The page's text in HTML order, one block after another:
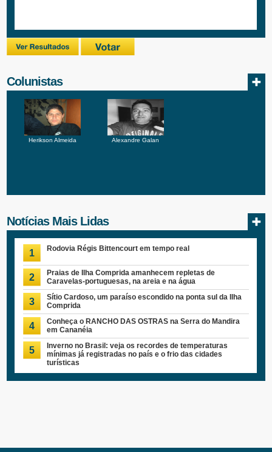
Colunistas
Herikson Almeida Alexandre Galan
Notícias Mais Lidas
1 Rodovia Régis Bittencourt em tempo real
2
Praias de Ilha Comprida amanhecem repletas de
Caravelas-portuguesas, na areia e na água
3
Sítio Cardoso, um paraíso escondido na ponta sul da Ilha
Comprida
4
Conheça o RANCHO DAS OSTRAS na Serra do Mandira
em Cananéia
5
Inverno no Brasil: veja os recordes de temperaturas
mínimas já registradas no país e o frio das cidades
turísticas